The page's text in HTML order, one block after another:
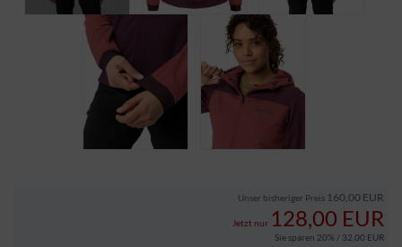
Unser bisheriger Preis 160,00 EUR
Jetzt nur 128,00 EUR
Sie sparen 20% / 32,00 EUR